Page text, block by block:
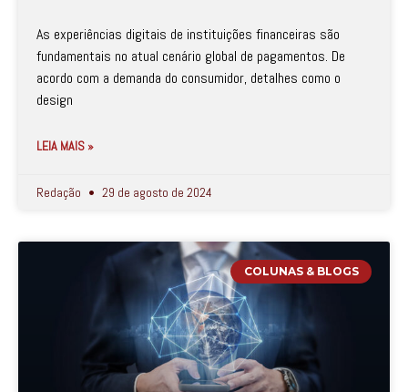
As experiências digitais de instituições financeiras são
fundamentais no atual cenário global de pagamentos. De
acordo com a demanda do consumidor, detalhes como o
design
LEIA MAIS »
Redação 29 de agosto de 2024
COLUNAS & BLOGS